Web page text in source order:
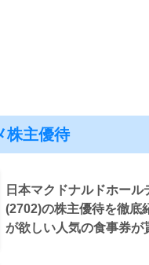
株主優待
日本マクドナルドホール
(2702)の株主優待を徹底
が欲しい人気の食事券が